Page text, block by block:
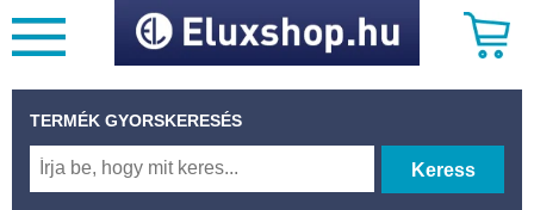
TERMÉK GYORSKERESÉS
Keress